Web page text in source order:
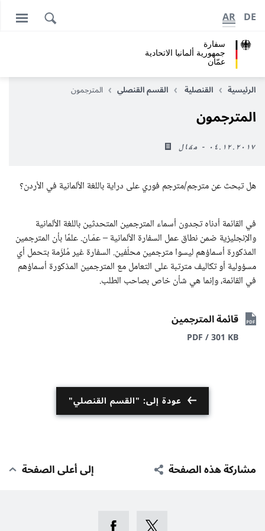
سفارة
جمهورية ألمانيا الاتحادية
عمّان
DE
AR
الرئيسية القنصلية القسم القنصلي المترجمون
المترجمون
٠٤.١٢.٢٠١٧ - مقال
هل تبحث عن مترجم/مترجم فوري على دراية باللغة الألمانية في الأردن؟
في القائمة أدناه تجدون أسماء المترجمين المتحدثين باللغة الألمانية
والإنجليزية ضمن نطاق عمل السفارة الألمانية – عمّـان. علمًا بأن المترجمين
المذكورة أسماؤهم ليسوا مترجمين محلّفين. السفارة غير مُلزَمة بتحمل أي
مسؤولية أو تكاليف مترتبة على التعامل مع المترجمين المذكورة أسماؤهم
في القائمة، وإنما هي شأن خاص بصاحب الطلب.
قائمة المترجمين
PDF / 301 KB
عودة إلى: "القسم القنصلي"
مشاركة هذه الصفحة إلى أعلى الصفحة